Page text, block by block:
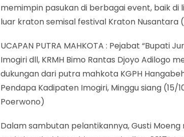
memimpin pasukan di berbagai event, baik di
luar kraton semisal festival Kraton Nusantara
UCAPAN PUTRA MAHKOTA : Pejabat “Bupati
Imogiri dll, KRMH Bimo Rantas Djoyo Adilogo
dukungan dari putra mahkota KGPH
Pendapa Kadipaten Imogiri, Minggu siang (15/
Poerwono)
Dalam sambutan pelantikannya, Gusti